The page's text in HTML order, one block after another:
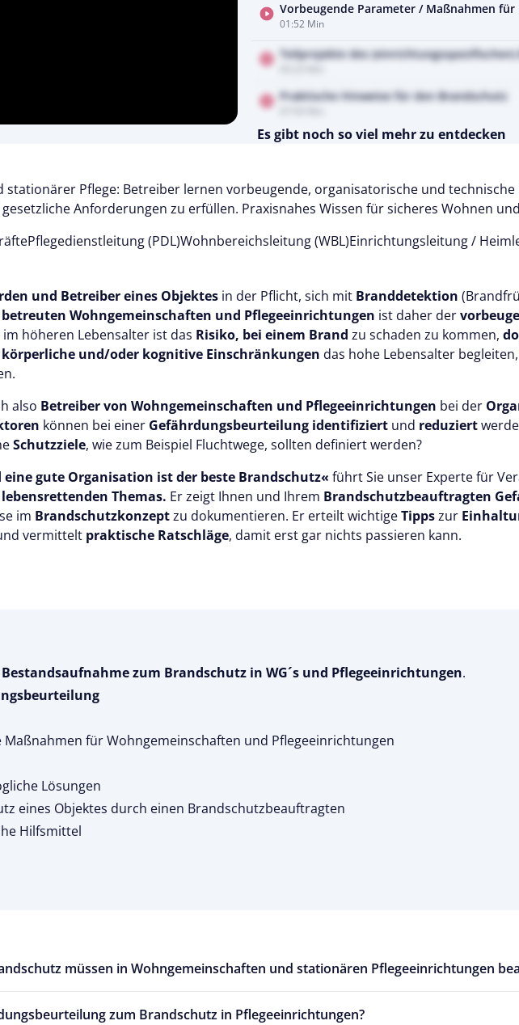
Vorbeugende Parameter / Maßnahmen
01:52 Min
Teilprojekte des
Praktische Hinweise für den Brandschutz
Es gibt noch so viel mehr zu entdecken
Kostenlos testen
Pflege: Betreiber lernen vorbeugende, organisatorische und technische
Anforderungen zu erfüllen. Praxisnahes Wissen für sicheres Wohnen
Pflegedienstleitung (PDL)Wohnbereichsleitung (WBL)Einrichtungsleitung /
und Betreiber eines Objektes in der Pflicht, sich mit Branddetektion
betreuten Wohngemeinschaften und Pflegeeinrichtungen ist daher der
höheren Lebensalter ist das Risiko, bei einem Brand zu schaden zu kommen,
körperliche und/oder kognitive Einschränkungen das hohe Lebensalter begleiten,
also Betreiber von Wohngemeinschaften und Pflegeeinrichtungen bei der
können bei einer Gefährdungsbeurteilung identifiziert und reduziert
Schutzziele, wie zum Beispiel Fluchtwege, sollten definiert werden?
eine gute Organisation ist der beste Brandschutz« führt Sie unser Experte für
lebensrettenden Themas. Er zeigt Ihnen und Ihrem Brandschutzbeauftragten
im Brandschutzkonzeptzu dokumentieren. Er erteilt wichtigeTippszur
vermittelt praktische Ratschläge, damit erst gar nichts passieren kann.
zum Brandschutz in WG´s und Pflegeeinrichtungen.
für Wohngemeinschaften und Pflegeeinrichtungen
Lösungen
eines Objektes durch einen Brandschutzbeauftragten
Hilfsmittel
müssen in Wohngemeinschaften und stationären Pflegeeinrichtungen
zum Brandschutz in Pflegeeinrichtungen?